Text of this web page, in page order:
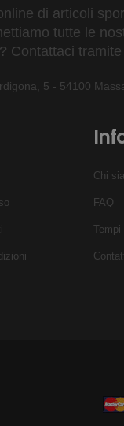
di articoli
tutte le
Contattaci
5 - 54100
Chi
FAQ